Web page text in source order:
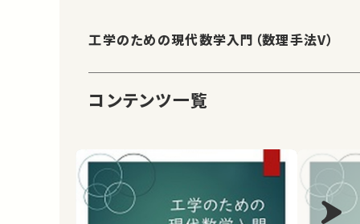
工学のための現代数学入門（数理手法V）
コンテンツ一覧